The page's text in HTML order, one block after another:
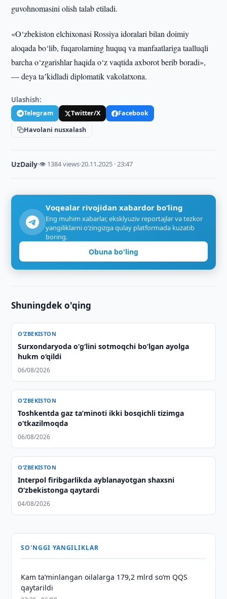
guvohnomasini olish talab etiladi.
«O‘zbekiston elchixonasi Rossiya idoralari bilan doimiy
aloqada bo‘lib, fuqarolarning huquq va manfaatlariga taalluqli
barcha o‘zgarishlar haqida o‘z vaqtida axborot berib boradi»,
— deya taʼkidladi diplomatik vakolatxona.
Ulashish:
Telegram Twitter/X
Facebook
Havolani nusxalash
UzDaily·👁 1384 views·20.11.2025 · 23:47
Voqealar rivojidan xabardor bo‘ling
Eng muhim xabarlar, eksklyuziv reportajlar va tezkor
yangiliklarni o‘zingizga qulay platformada kuzatib
boring.
Obuna bo'ling
Shuningdek o'qing
O‘ZBEKISTON
Surxondaryoda o‘g‘lini sotmoqchi bo‘lgan ayolga
hukm o‘qildi
06/08/2026
O‘ZBEKISTON
Toshkentda gaz taʼminoti ikki bosqichli tizimga
o‘tkazilmoqda
06/08/2026
O‘ZBEKISTON
Interpol firibgarlikda ayblanayotgan shaxsni
O‘zbekistonga qaytardi
04/08/2026
SO'NGGI YANGILIKLAR
Kam taʼminlangan oilalarga 179,2 mlrd so‘m QQS
qaytarildi